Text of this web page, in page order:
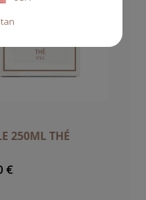
250ML THÉ
€